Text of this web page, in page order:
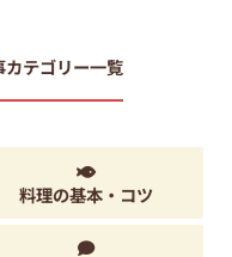
カテゴリー一覧
料理の基本・コツ